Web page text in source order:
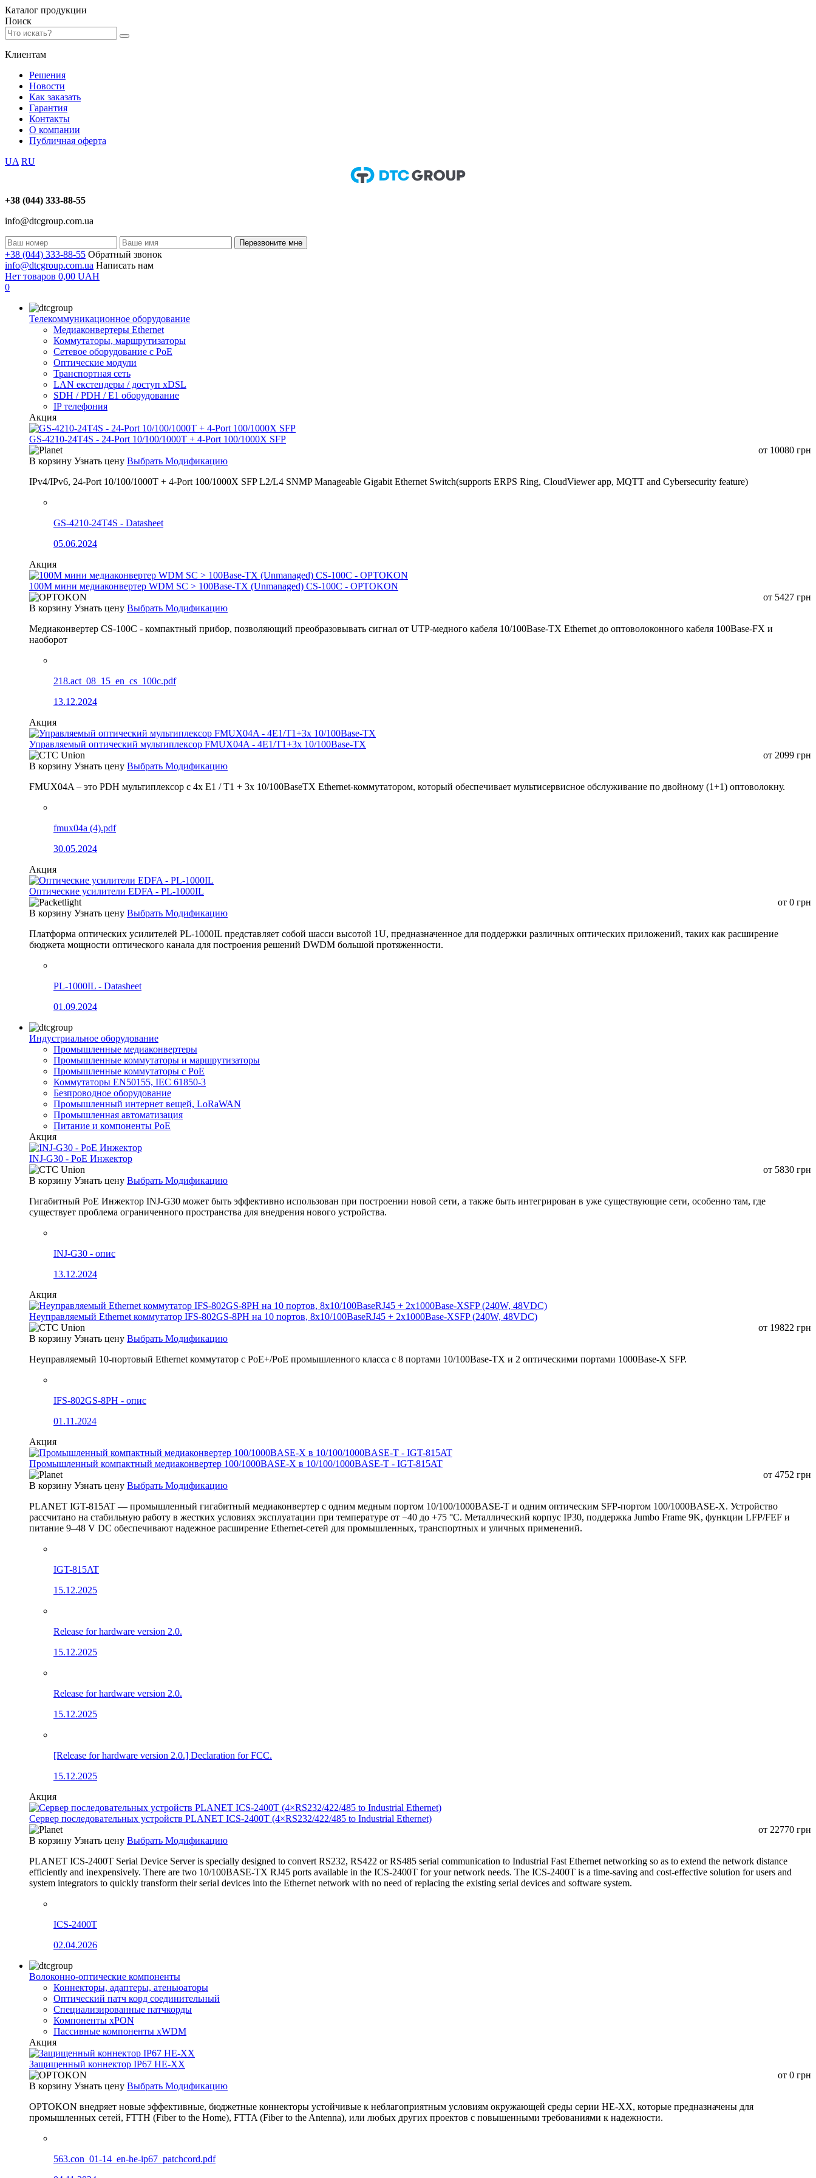
Каталог продукции
Поиск
Клиентам
Решения
Новости
Как заказать
Гарантия
Контакты
О компании
Публичная оферта
UA RU
+38 (044) 333-88-55
info@dtcgroup.com.ua
Перезвоните мне
+38 (044) 333-88-55 Обратный звонок
info@dtcgroup.com.ua Написать нам
Нет товаров 0,00 UAH
0
Телекоммуникационное оборудование
Медиаконвертеры Ethernet
Коммутаторы, маршрутизаторы
Сетевое оборудование с PoE
Оптические модули
Транспортная сеть
LAN екстендеры / доступ xDSL
SDH / PDH / E1 оборудование
IP телефония
Акция
GS-4210-24T4S - 24-Port 10/100/1000T + 4-Port 100/1000X SFP
от 10080 грн
В корзину Узнать цену Выбрать Модификацию
IPv4/IPv6, 24-Port 10/100/1000T + 4-Port 100/1000X SFP L2/L4 SNMP Manageable Gigabit Ethernet Switch(supports ERPS Ring, CloudViewer app, MQTT and Cybersecurity feature)
GS-4210-24T4S - Datasheet
05.06.2024
Акция
100М мини медиаконвертер WDM SC > 100Base-TX (Unmanaged) CS-100C - OPTOKON
от 5427 грн
В корзину Узнать цену Выбрать Модификацию
Медиаконвертер CS-100C - компактный прибор, позволяющий преобразовывать сигнал от UTP-медного кабеля 10/100Base-TX Ethernet до оптоволоконного кабеля 100Base-FX и
наоборот
218.act_08_15_en_cs_100c.pdf
13.12.2024
Акция
Управляемый оптический мультиплексор FMUX04A - 4E1/T1+3x 10/100Base-TX
от 2099 грн
В корзину Узнать цену Выбрать Модификацию
FMUX04A – это PDH мультиплексор с 4x E1 / T1 + 3x 10/100BaseTX Ethernet-коммутатором, который обеспечивает мультисервисное обслуживание по двойному (1+1) оптоволокну.
fmux04a (4).pdf
30.05.2024
Акция
Оптические усилители EDFA - PL-1000IL
от 0 грн
В корзину Узнать цену Выбрать Модификацию
Платформа оптических усилителей PL-1000IL представляет собой шасси высотой 1U, предназначенное для поддержки различных оптических приложений, таких как расширение
бюджета мощности оптического канала для построения решений DWDM большой протяженности.
PL-1000IL - Datasheet
01.09.2024
Индустриальное оборудование
Промышленные медиаконвертеры
Промышленные коммутаторы и маршрутизаторы
Промышленные коммутаторы с PoE
Коммутаторы EN50155, IEC 61850-3
Безпроводное оборудование
Промышленный интернет вещей, LoRaWAN
Промышленная автоматизация
Питание и компоненты PoE
Акция
INJ-G30 - PoE Инжектор
от 5830 грн
В корзину Узнать цену Выбрать Модификацию
Гигабитный PoE Инжектор INJ-G30 может быть эффективно использован при построении новой сети, а также быть интегрирован в уже существующие сети, особенно там, где
существует проблема ограниченного пространства для внедрения нового устройства.
INJ-G30 - опис
13.12.2024
Акция
Неуправляемый Ethernet коммутатор IFS-802GS-8PH на 10 портов, 8x10/100BaseRJ45 + 2x1000Base-XSFP (240W, 48VDC)
от 19822 грн
В корзину Узнать цену Выбрать Модификацию
Неуправляемый 10-портовый Ethernet коммутатор с PoE+/PoE промышленного класса с 8 портами 10/100Base-TX и 2 оптическими портами 1000Base-X SFP.
IFS-802GS-8PH - опис
01.11.2024
Акция
Промышленный компактный медиаконвертер 100/1000BASE-X в 10/100/1000BASE-T - IGT-815AT
от 4752 грн
В корзину Узнать цену Выбрать Модификацию
PLANET IGT-815AT — промышленный гигабитный медиаконвертер с одним медным портом 10/100/1000BASE-T и одним оптическим SFP-портом 100/1000BASE-X. Устройство
рассчитано на стабильную работу в жестких условиях эксплуатации при температуре от −40 до +75 °C. Металлический корпус IP30, поддержка Jumbo Frame 9K, функции LFP/FEF и
питание 9–48 V DC обеспечивают надежное расширение Ethernet-сетей для промышленных, транспортных и уличных применений.
IGT-815AT
15.12.2025
Release for hardware version 2.0.
15.12.2025
Release for hardware version 2.0.
15.12.2025
[Release for hardware version 2.0.] Declaration for FCC.
15.12.2025
Акция
Сервер последовательных устройств PLANET ICS-2400T (4×RS232/422/485 to Industrial Ethernet)
от 22770 грн
В корзину Узнать цену Выбрать Модификацию
PLANET ICS-2400T Serial Device Server is specially designed to convert RS232, RS422 or RS485 serial communication to Industrial Fast Ethernet networking so as to extend the network distance
efficiently and inexpensively. There are two 10/100BASE-TX RJ45 ports available in the ICS-2400T for your network needs. The ICS-2400T is a time-saving and cost-effective solution for users and
system integrators to quickly transform their serial devices into the Ethernet network with no need of replacing the existing serial devices and software system.
ICS-2400T
02.04.2026
Волоконно-оптические компоненты
Коннекторы, адаптеры, атеньюаторы
Оптический патч корд соединительный
Специализированные патчкорды
Компоненты xPON
Пассивные компоненты xWDM
Акция
Защищенный коннектор IP67 HE-XX
от 0 грн
В корзину Узнать цену Выбрать Модификацию
OPTOKON внедряет новые эффективные, бюджетные коннекторы устойчивые к неблагоприятным условиям окружающей среды серии HE-XX, которые предназначены для
промышленных сетей, FTTH (Fiber to the Home), FTTA (Fiber to the Antenna), или любых других проектов с повышенными требованиями к надежности.
563.con_01-14_en-he-ip67_patchcord.pdf